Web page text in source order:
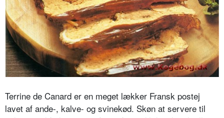
Terrine de Canard er en meget lækker Fransk postej
lavet af ande-, kalve- og svinekød. Skøn at servere til